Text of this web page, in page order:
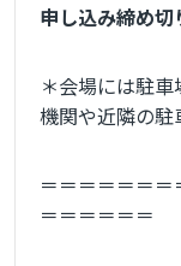
申し込み締め切
＊会場には駐
機関や近隣の駐
＝＝＝＝＝＝
＝＝＝＝＝＝